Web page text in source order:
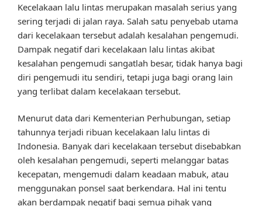
Kecelakaan lalu lintas merupakan masalah serius yang
sering terjadi di jalan raya. Salah satu penyebab utama
dari kecelakaan tersebut adalah kesalahan pengemudi.
Dampak negatif dari kecelakaan lalu lintas akibat
kesalahan pengemudi sangatlah besar, tidak hanya bagi
diri pengemudi itu sendiri, tetapi juga bagi orang lain
yang terlibat dalam kecelakaan tersebut.
Menurut data dari Kementerian Perhubungan, setiap
tahunnya terjadi ribuan kecelakaan lalu lintas di
Indonesia. Banyak dari kecelakaan tersebut disebabkan
oleh kesalahan pengemudi, seperti melanggar batas
kecepatan, mengemudi dalam keadaan mabuk, atau
menggunakan ponsel saat berkendara. Hal ini tentu
akan berdampak negatif bagi semua pihak yang